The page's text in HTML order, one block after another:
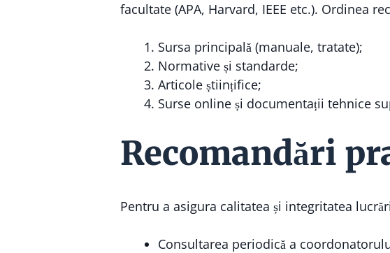
facultate (APA, Harvard, IEEE etc.). Ordinea
Sursa principală (manuale, tratate);
Normative și standarde;
Articole științifice;
Surse online și documentații tehnice
Recomandări
Pentru a asigura calitatea și integritatea
Consultarea periodică a